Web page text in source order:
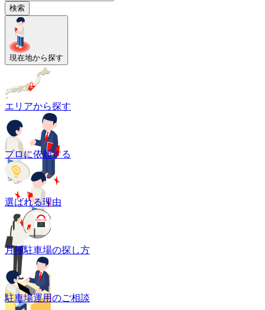
検索
現在地から探す
エリアから探す
プロに依頼する
選ばれる理由
月極駐車場の探し方
駐車場運用のご相談